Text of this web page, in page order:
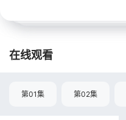
在线观看
第01集 第02集